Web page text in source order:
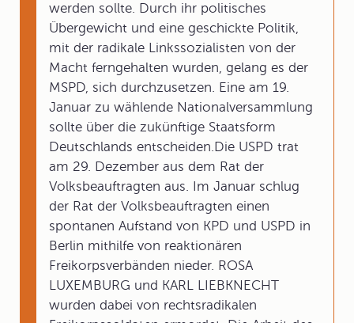
werden sollte. Durch ihr politisches
Übergewicht und eine geschickte Politik,
mit der radikale Linkssozialisten von der
Macht ferngehalten wurden, gelang es der
MSPD, sich durchzusetzen. Eine am 19.
Januar zu wählende Nationalversammlung
sollte über die zukünftige Staatsform
Deutschlands entscheiden.Die USPD trat
am 29. Dezember aus dem Rat der
Volksbeauftragten aus. Im Januar schlug
der Rat der Volksbeauftragten einen
spontanen Aufstand von KPD und USPD in
Berlin mithilfe von reaktionären
Freikorpsverbänden nieder. ROSA
LUXEMBURG und KARL LIEBKNECHT
wurden dabei von rechtsradikalen